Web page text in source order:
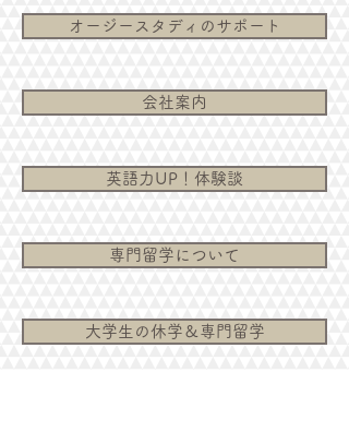
オージースタディのサポート
会社案内
英語力UP！体験談
専門留学について
大学生の休学＆専門留学